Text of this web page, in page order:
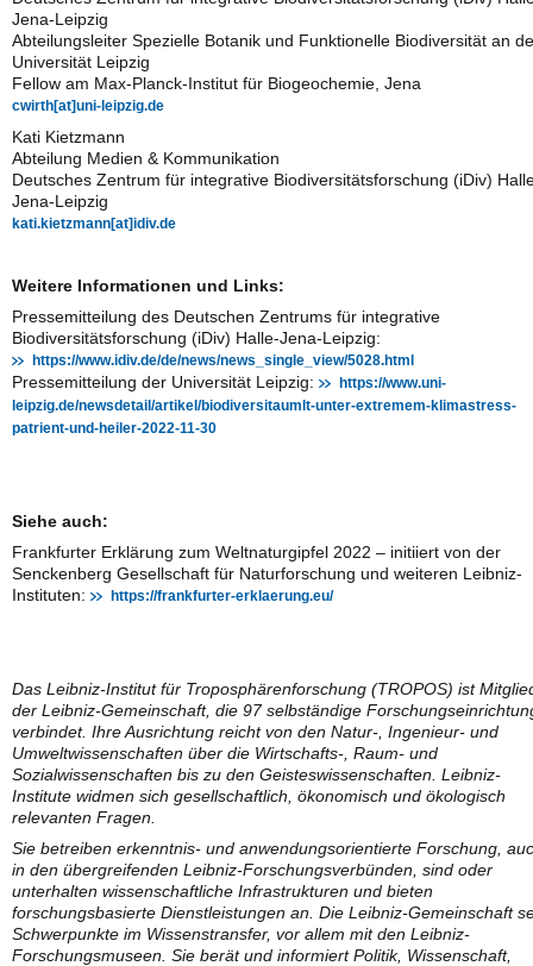
Jena-Leipzig
Abteilungsleiter Spezielle Botanik und Funktionelle Biodiversität an
Universität Leipzig
Fellow am Max-Planck-Institut für Biogeochemie, Jena
cwirth[at]uni-leipzig.de
Kati Kietzmann
Abteilung Medien & Kommunikation
Deutsches Zentrum für integrative Biodiversitätsforschung (iDiv)
Jena-Leipzig
kati.kietzmann[at]idiv.de
Weitere Informationen und Links:
Pressemitteilung des Deutschen Zentrums für integrative
Biodiversitätsforschung (iDiv) Halle-Jena-Leipzig:
https://www.idiv.de/de/news/news_single_view/5028.html
Pressemitteilung der Universität Leipzig:
https://www.uni-
leipzig.de/newsdetail/artikel/biodiversitaumlt-unter-extremem-klimastress-
patrient-und-heiler-2022-11-30
Siehe auch:
Frankfurter Erklärung zum Weltnaturgipfel 2022 – initiiert von der
Senckenberg Gesellschaft für Naturforschung und weiteren Leibniz-
Instituten:
https://frankfurter-erklaerung.eu/
Das Leibniz-Institut für Troposphärenforschung (TROPOS) ist
der Leibniz-Gemeinschaft, die 97 selbständige
verbindet. Ihre Ausrichtung reicht von den Natur-, Ingenieur- und
Umweltwissenschaften über die Wirtschafts-, Raum- und
Sozialwissenschaften bis zu den Geisteswissenschaften. Leibniz-
Institute widmen sich gesellschaftlich, ökonomisch und ökologisch
relevanten Fragen.
Sie betreiben erkenntnis- und anwendungsorientierte Forschung,
in den übergreifenden Leibniz-Forschungsverbünden, sind oder
unterhalten wissenschaftliche Infrastrukturen und bieten
forschungsbasierte Dienstleistungen an. Die Leibniz-Gemeinschaft
Schwerpunkte im Wissenstransfer, vor allem mit den Leibniz-
Forschungsmuseen. Sie berät und informiert Politik, Wissenschaft,